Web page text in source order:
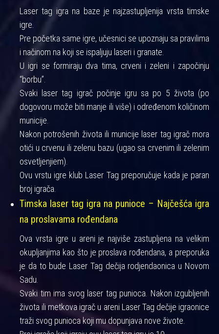
Laser tag igra na baze je najzastupljenija vrsta timske
igre.
Pre početka same igre, učesnici se upoznaju sa pravilima
i načinom na koji se ispaljuju laseri i granate.
U igri se formiraju dva tima, crveni i zeleni i započinju
“borbu”.
Svaki laser tag igrač počinje igru sa po 5 života (po
dogovoru može biti manje ili više) i određenom količinom
municije.
Nakon potrošenih života ili municije laser tag igrač mora
otići u crvenu ili zelenu bazu (ugao sa crvenim ili zelenim
osvetljenjiem).
Ovu vrstu igre klub Laser Tag preporučuje kada je paran
broj igrača.
Timska laser tag igra na punioce – Najčešća igra
na proslavama rođendana
Ova vrsta igre u areni je najviše zastupljena na velikim
okupljanjima kao što je proslava rođendana, a preporuka
je da to bude Laser Tag dečija rodjendaonica u Novom
Sadu.
Svaki tim ima svog laser tag punioca. Nakon izgubljenih
života ili metkova igrač u areni Laser Tag dečije igraonice
traži svog punioca koji mu dopunjava nove živote.